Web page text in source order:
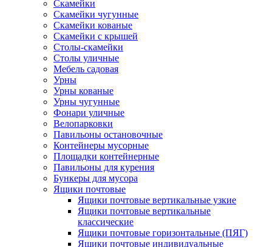
Скамейки
Скамейки чугунные
Скамейки кованые
Скамейки с крышей
Столы-скамейки
Столы уличные
Мебель садовая
Урны
Урны кованые
Урны чугунные
Фонари уличные
Велопарковки
Павильоны остановочные
Контейнеры мусорные
Площадки контейнерные
Павильоны для курения
Бункеры для мусора
Ящики почтовые
Ящики почтовые вертикальные узкие
Ящики почтовые вертикальные
классические
Ящики почтовые горизонтальные (ПЯГ)
Ящики почтовые индивидуальные